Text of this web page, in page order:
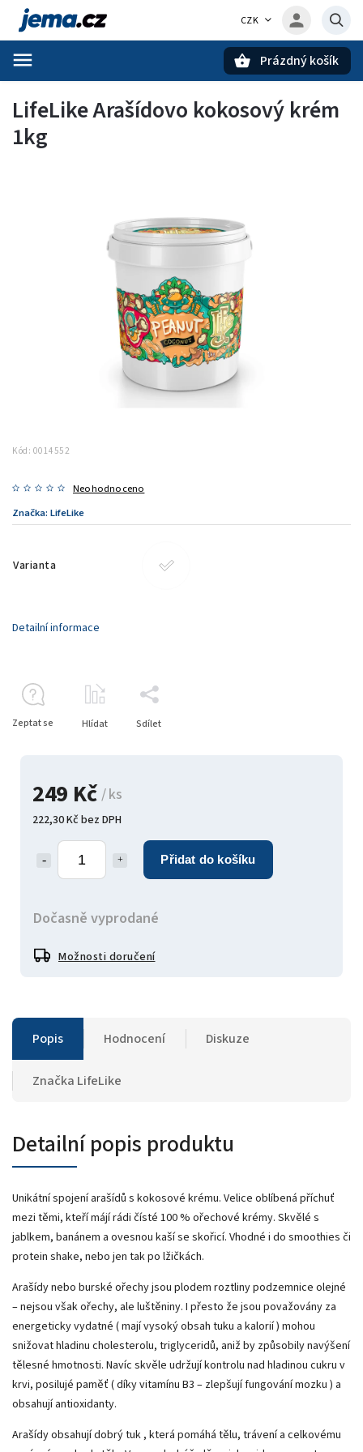
CZK
Prázdný košík
LifeLike Arašídovo kokosový krém
1kg
Kód: 0014552
Neohodnoceno
Značka: LifeLike
Varianta
249 Kč / ks
222,30 Kč bez DPH
Přidat do košíku
Dočasně vyprodané
Možnosti doručení
Detailní informace
Zeptat se Hlídat Sdílet
Popis Hodnocení Diskuze
Značka LifeLike
Detailní popis produktu
Unikátní spojení arašídů s kokosové krému. Velice oblíbená příchuť
mezi těmi, kteří májí rádi čísté 100 % ořechové krémy. Skvělé s
jablkem, banánem a ovesnou kaší se skořicí. Vhodné i do smoothies či
protein shake, nebo jen tak po lžičkách.
Arašídy nebo burské ořechy jsou plodem roztliny podzemnice olejné
– nejsou však ořechy, ale luštěniny. I přesto že jsou považovány za
energeticky vydatné ( mají vysoký obsah tuku a kalorií ) mohou
snižovat hladinu cholesterolu, triglyceridů, aniž by způsobily navýšení
tělesné hmotnosti. Navíc skvěle udržují kontrolu nad hladinou cukru v
krvi, posilujé paměť ( díky vitamínu B3 – zlepšují fungování mozku ) a
obsahují antioxidanty.
Arašídy obsahují dobrý tuk , která pomáhá tělu, trávení a celkovému